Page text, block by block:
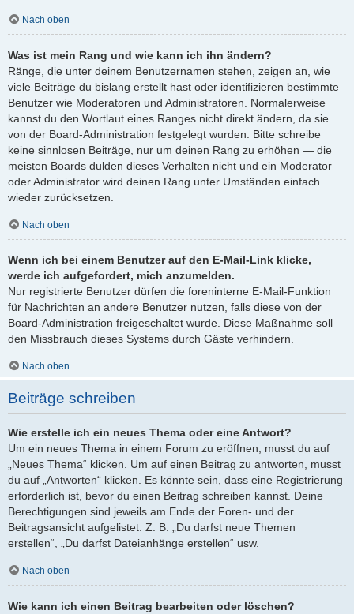
Nach oben
Was ist mein Rang und wie kann ich ihn ändern?
Ränge, die unter deinem Benutzernamen stehen, zeigen an, wie
viele Beiträge du bislang erstellt hast oder identifizieren bestimmte
Benutzer wie Moderatoren und Administratoren. Normalerweise
kannst du den Wortlaut eines Ranges nicht direkt ändern, da sie
von der Board-Administration festgelegt wurden. Bitte schreibe
keine sinnlosen Beiträge, nur um deinen Rang zu erhöhen — die
meisten Boards dulden dieses Verhalten nicht und ein Moderator
oder Administrator wird deinen Rang unter Umständen einfach
wieder zurücksetzen.
Nach oben
Wenn ich bei einem Benutzer auf den E-Mail-Link klicke,
werde ich aufgefordert, mich anzumelden.
Nur registrierte Benutzer dürfen die foreninterne E-Mail-Funktion
für Nachrichten an andere Benutzer nutzen, falls diese von der
Board-Administration freigeschaltet wurde. Diese Maßnahme soll
den Missbrauch dieses Systems durch Gäste verhindern.
Nach oben
Beiträge schreiben
Wie erstelle ich ein neues Thema oder eine Antwort?
Um ein neues Thema in einem Forum zu eröffnen, musst du auf
„Neues Thema“ klicken. Um auf einen Beitrag zu antworten, musst
du auf „Antworten“ klicken. Es könnte sein, dass eine Registrierung
erforderlich ist, bevor du einen Beitrag schreiben kannst. Deine
Berechtigungen sind jeweils am Ende der Foren- und der
Beitragsansicht aufgelistet. Z. B. „Du darfst neue Themen
erstellen“, „Du darfst Dateianhänge erstellen“ usw.
Nach oben
Wie kann ich einen Beitrag bearbeiten oder löschen?